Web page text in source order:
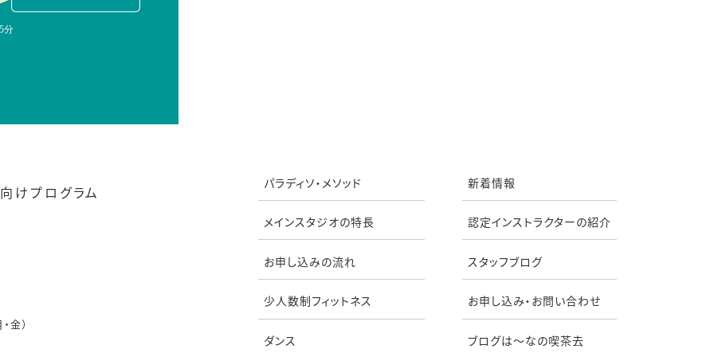
けプログラム
金）
パラディソ・メソッド
メインスタジオの特長
お申し込みの流れ
少人数制フィットネス
ダンス
新着情報
認定インストラクターの紹介
スタッフブログ
お申し込み・お問い合わせ
ブログは〜なの喫茶去